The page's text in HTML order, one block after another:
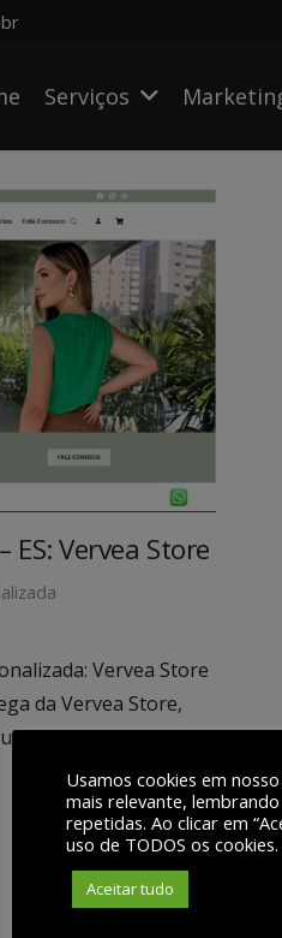
Serviços
Vervea Store
Vervea Store
da Vervea Store,
Usamos cookies em
mais relevante,
repetidas. Ao clicar em
uso de TODOS os cookies.
Aceitar tudo